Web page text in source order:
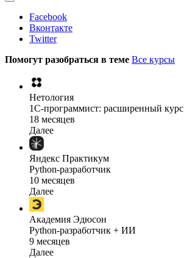
Facebook
Вконтакте
Twitter
Помогут разобраться в теме Все курсы
Нетология
1C-программист: расширенный курс
18 месяцев
Далее
Яндекс Практикум
Python-разработчик
10 месяцев
Далее
Академия Эдюсон
Python-разработчик + ИИ
9 месяцев
Далее